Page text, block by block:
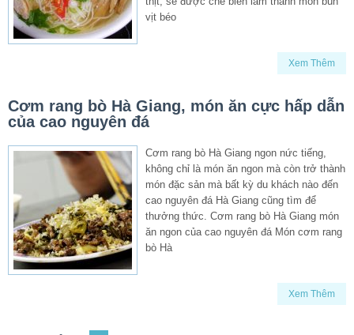
vịt béo
Xem Thêm
Cơm rang bò Hà Giang, món ăn cực hấp dẫn
của cao nguyên đá
Cơm rang bò Hà Giang ngon nức tiếng,
không chỉ là món ăn ngon mà còn trở thành
món đặc sản mà bất kỳ du khách nào đến
cao nguyên đá Hà Giang cũng tìm để
thưởng thức. Cơm rang bò Hà Giang món
ăn ngon của cao nguyên đá Món cơm rang
bò Hà
Xem Thêm